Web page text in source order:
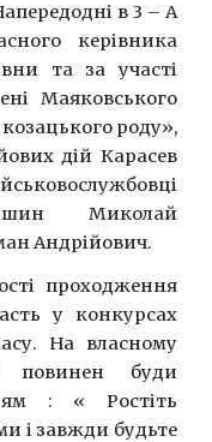
в 3 – А
керівника
та за участі
Маяковського
роду»,
дій Карасев
Миколай
Андрійович.
проходження
у конкурсах
На власному
повинен буди
: « Ростіть
і завжди будьте